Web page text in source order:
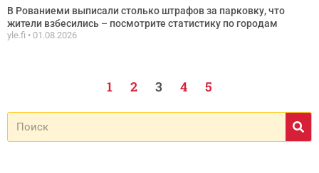
В Рованиеми выписали столько штрафов за парковку, что
жители взбесились – посмотрите статистику по городам
yle.fi 01.08.2026
1 2 3 4 5